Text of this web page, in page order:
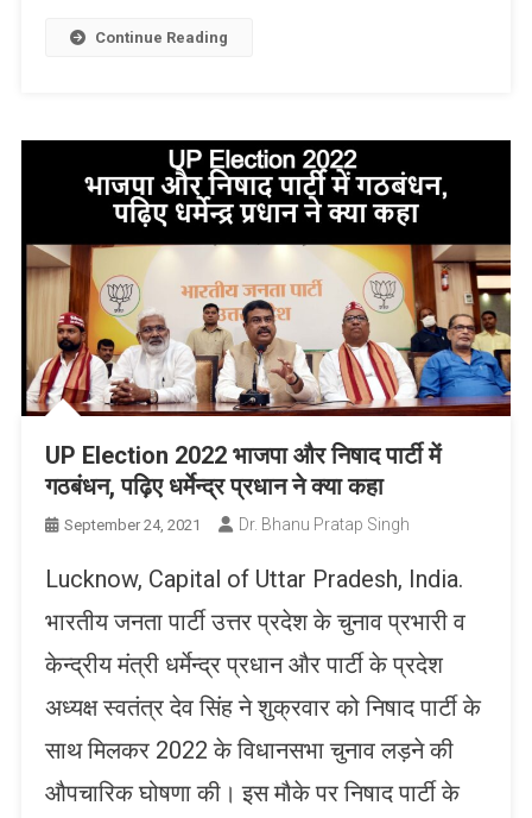
Continue Reading
UP Election 2022 भाजपा और निषाद पार्टी में
गठबंधन, पढ़िए धर्मेन्द्र प्रधान ने क्या कहा
September 24, 2021 Dr. Bhanu Pratap Singh
Lucknow, Capital of Uttar Pradesh, India.
भारतीय जनता पार्टी उत्तर प्रदेश के चुनाव प्रभारी व
केन्द्रीय मंत्री धर्मेन्द्र प्रधान और पार्टी के प्रदेश
अध्यक्ष स्वतंत्र देव सिंह ने शुक्रवार को निषाद पार्टी के
साथ मिलकर 2022 के विधानसभा चुनाव लड़ने की
औपचारिक घोषणा की। इस मौके पर निषाद पार्टी के